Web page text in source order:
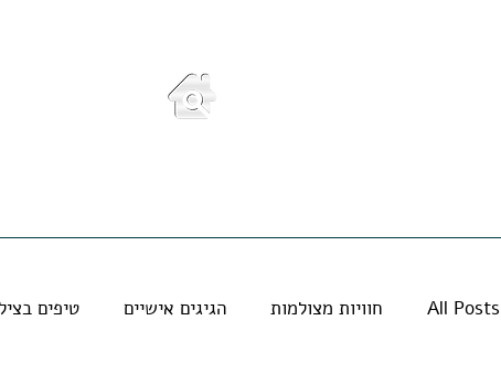
All Posts חוויות מצולמות הגיגים אישיים טיפים